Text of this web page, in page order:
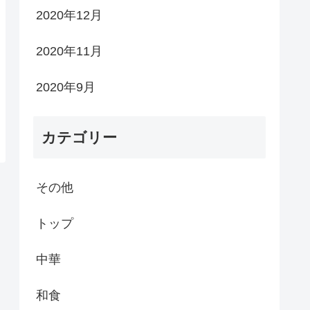
2020年12月
2020年11月
2020年9月
カテゴリー
その他
トップ
中華
和食